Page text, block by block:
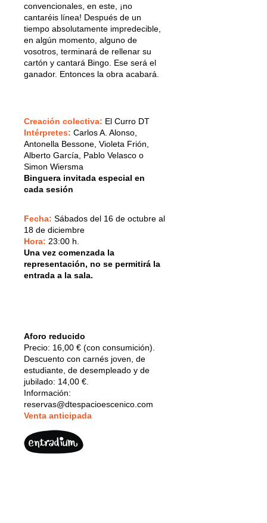
convencionales, en este, ¡no
cantaréis línea! Después de un
tiempo absolutamente impredecible,
en algún momento, alguno de
vosotros, terminará de rellenar su
cartón y cantará Bingo. Ese será el
ganador. Entonces la obra acabará.
Creación colectiva: El Curro DT
Intérpretes: Carlos A. Alonso,
Antonella Bessone, Violeta Frión,
Alberto García, Pablo Velasco o
Simon Wiersma
Binguera invitada especial en
cada sesión
Fecha: Sábados del 16 de octubre al
18 de diciembre
Hora: 23:00 h.
Una vez comenzada la
representación, no se permitirá la
entrada a la sala.
Aforo reducido
Precio: 16,00 € (con consumición).
Descuento con carnés joven, de
estudiante, de desempleado y de
jubilado: 14,00 €.
Información:
reservas@dtespacioescenico.com
Venta anticipada